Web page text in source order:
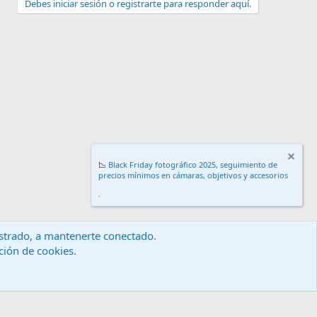
Debes iniciar sesión o registrarte para responder aquí.
y reglas
📉 Black Friday fotográfico 2025, seguimiento de
precios mínimos en cámaras, objetivos y accesorios
.
a mantenerte conectado.
de cookies.